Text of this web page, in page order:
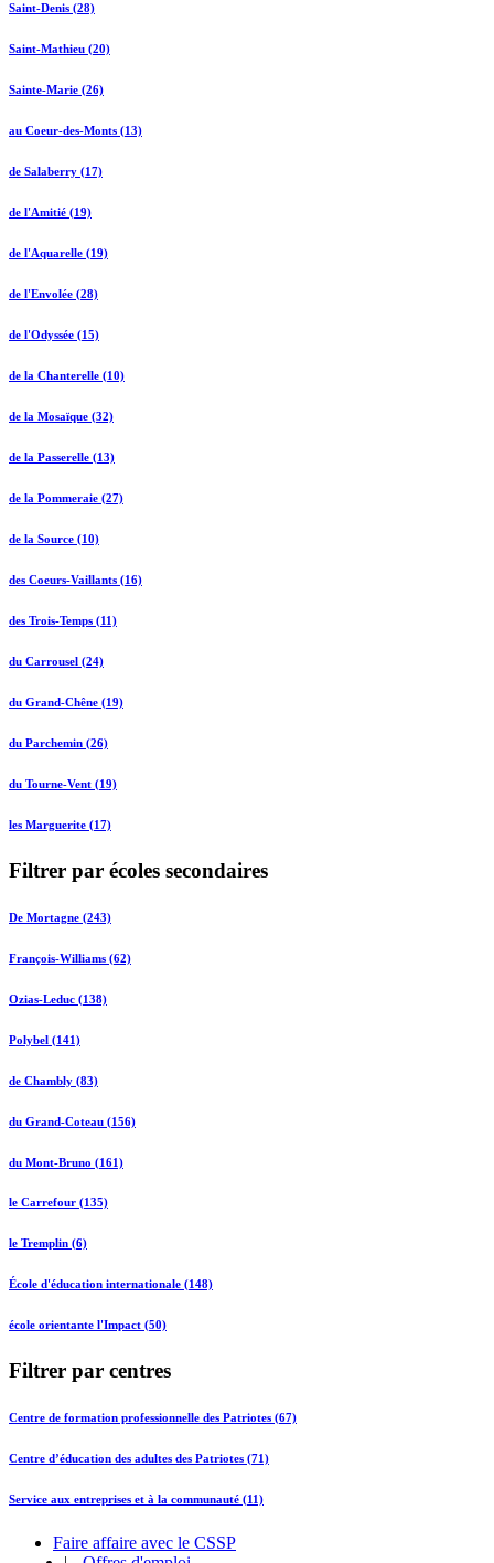
Saint-Denis (28)
Saint-Mathieu (20)
Sainte-Marie (26)
au Coeur-des-Monts (13)
de Salaberry (17)
de l'Amitié (19)
de l'Aquarelle (19)
de l'Envolée (28)
de l'Odyssée (15)
de la Chanterelle (10)
de la Mosaïque (32)
de la Passerelle (13)
de la Pommeraie (27)
de la Source (10)
des Coeurs-Vaillants (16)
des Trois-Temps (11)
du Carrousel (24)
du Grand-Chêne (19)
du Parchemin (26)
du Tourne-Vent (19)
les Marguerite (17)
Filtrer par écoles secondaires
De Mortagne (243)
François-Williams (62)
Ozias-Leduc (138)
Polybel (141)
de Chambly (83)
du Grand-Coteau (156)
du Mont-Bruno (161)
le Carrefour (135)
le Tremplin (6)
École d'éducation internationale (148)
école orientante l'Impact (50)
Filtrer par centres
Centre de formation professionnelle des Patriotes (67)
Centre d’éducation des adultes des Patriotes (71)
Service aux entreprises et à la communauté (11)
Faire affaire avec le CSSP